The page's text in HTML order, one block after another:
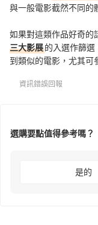
與一般電影截然不同的
如果對這類作品好奇的
三大影展的入選作篩
到類似的電影，尤其可
資訊錯誤回報
選購要點值得參考嗎？
是的